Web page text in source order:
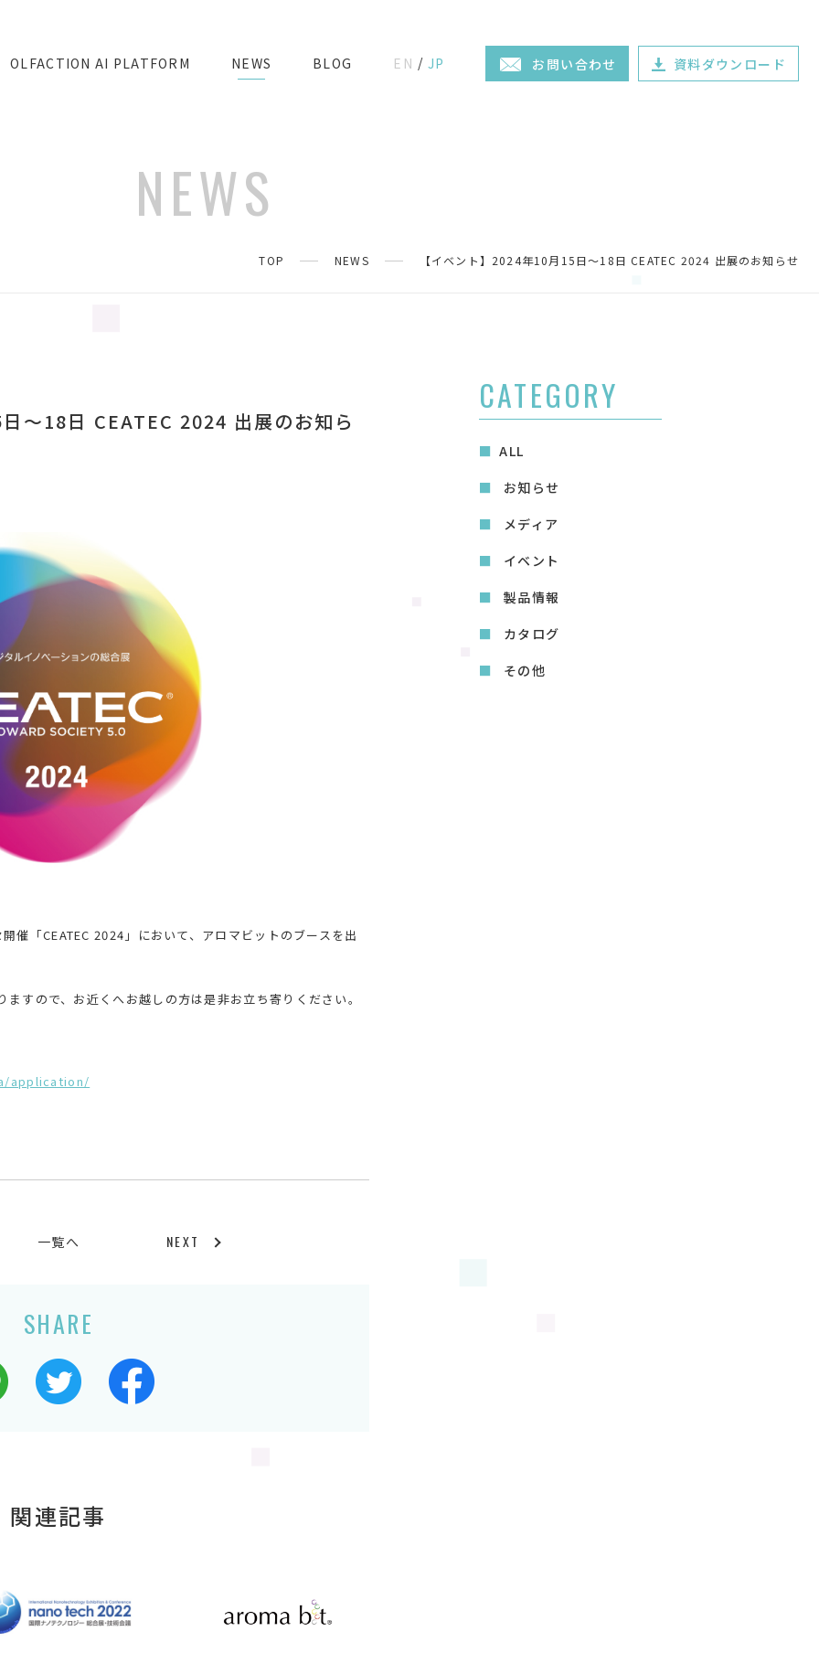
OLFACTION AI PLATFORM NEWS BLOG EN JP お問い合わせ 資料ダウンロード
NEWS
TOP NEWS 【イベント】2024年10月15日～18日 CEATEC 2024 出展のお知らせ
～18日 CEATEC 2024 出展のお知ら
催「CEATEC 2024」において、アロマビットのブースを出
すので、お近くへお越しの方は是非お立ち寄りください。
application/
一覧へ NEXT
SHARE
関連記事
CATEGORY
ALL
お知らせ
メディア
イベント
製品情報
カタログ
その他